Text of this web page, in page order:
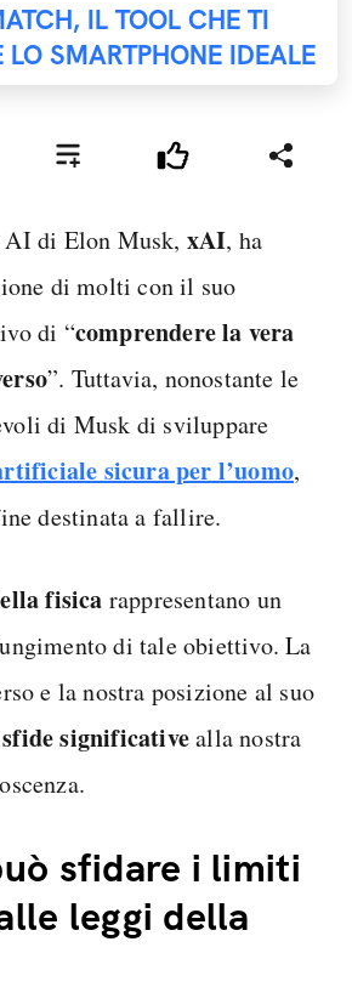
IL TOOL CHE TI
LO SMARTPHONE IDEALE
AI di Elon Musk, xAI, ha
di molti con il suo
di “comprendere la vera
”. Tuttavia, nonostante le
di Musk di sviluppare
sicura per l’uomo,
destinata a fallire.
fisica rappresentano un
di tale obiettivo. La
e la nostra posizione al suo
sfide significativealla nostra
sfidare i limiti
leggi della